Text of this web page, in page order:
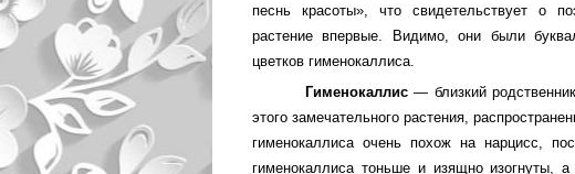
песнь красоты», что свидетельствует о
растение впервые. Види­мо, они были
цветков гименокаллиса.
Гименокаллис — близкий
этого замечательного растения,
гименокаллиса очень похож на нарцисс,
гименокаллиса тоньше и изящно изогнуты,